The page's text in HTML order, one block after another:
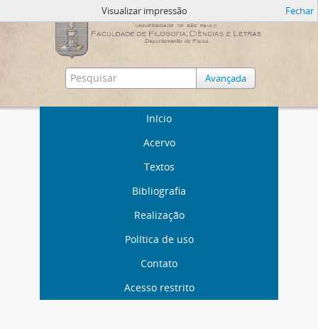
Avançada
Início
Acervo
Textos
Bibliografia
Realização
Política de uso
Contato
Acesso restrito
Visualizar impressão Fechar